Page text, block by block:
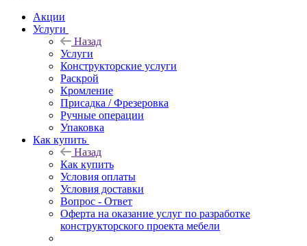
Акции
Услуги
Назад
Услуги
Конструкторские услуги
Раскрой
Кромление
Присадка / Фрезеровка
Ручные операции
Упаковка
Как купить
Назад
Как купить
Условия оплаты
Условия доставки
Вопрос - Ответ
Оферта на оказание услуг по разработке
конструкторского проекта мебели